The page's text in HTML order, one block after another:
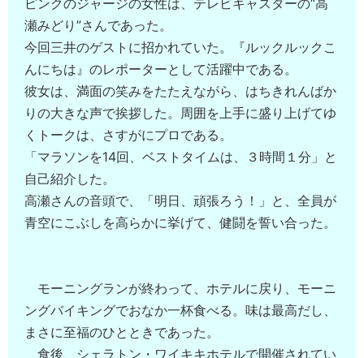
ピンクのジャージの女性は、テレビキャスターの“高
瀬みどり”さんであった。
今回三井のゲストに招かれていた。『ルックルックこ
んにちは』のレポーターとして活躍中である。
彼女は、満面の笑みをたたえながら、はちきれんばか
りの大きな声で挨拶した。周囲を上手に盛り上げてゆ
くトークは、さすがにプロである。
「マラソンを14回、ベストタイムは、３時間１分」と
自己紹介した。
高瀬さんの音頭で、「明日、頑張ろう！」と、全員が
青空にこぶしを高らかに挙げて、健闘を誓い合った。
モーニングランが終わって、ホテルに戻り、モーニ
ングバイキングでおなか一杯食べる。味は最高だし、
まさに至福のひとときであった。
食後、シェラトン・ワイキキホテルで開催されてい